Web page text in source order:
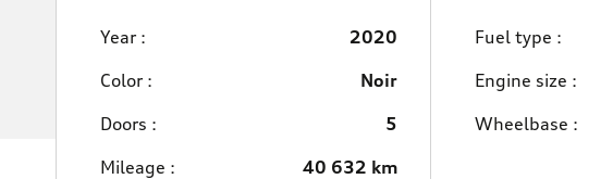
Year :
2020
Color :
Noir
Doors :
5
Mileage :
40 632 km
Fuel type :
Engine size :
Wheelbase :